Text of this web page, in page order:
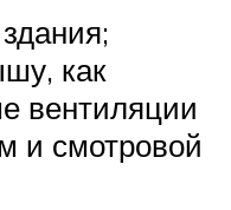
как
вентиляции
и смотровой